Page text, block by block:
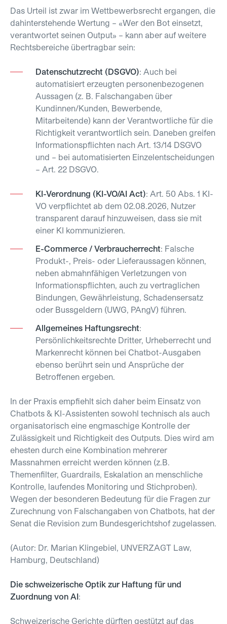
Das Urteil ist zwar im Wettbewerbsrecht ergangen, die
dahinterstehende Wertung – «Wer den Bot einsetzt,
verantwortet seinen Output» – kann aber auf weitere
Rechtsbereiche übertragbar sein:
Datenschutzrecht (DSGVO): Auch bei
automatisiert erzeugten personenbezogenen
Aussagen (z. B. Falschangaben über
Kundinnen/Kunden, Bewerbende,
Mitarbeitende) kann der Verantwortliche für die
Richtigkeit verantwortlich sein. Daneben greifen
Informationspflichten nach Art. 13/14 DSGVO
und – bei automatisierten Einzelentscheidungen
– Art. 22 DSGVO.
KI-Verordnung (KI-VO/AI Act): Art. 50 Abs. 1 KI-
VO verpflichtet ab dem 02.08.2026, Nutzer
transparent darauf hinzuweisen, dass sie mit
einer KI kommunizieren.
E-Commerce / Verbraucherrecht: Falsche
Produkt-, Preis- oder Lieferaussagen können,
neben abmahnfähigen Verletzungen von
Informationspflichten, auch zu vertraglichen
Bindungen, Gewährleistung, Schadensersatz
oder Bussgeldern (UWG, PAngV) führen.
Allgemeines Haftungsrecht:
Persönlichkeitsrechte Dritter, Urheberrecht und
Markenrecht können bei Chatbot-Ausgaben
ebenso berührt sein und Ansprüche der
Betroffenen ergeben.
In der Praxis empfiehlt sich daher beim Einsatz von
Chatbots & KI-Assistenten sowohl technisch als auch
organisatorisch eine engmaschige Kontrolle der
Zulässigkeit und Richtigkeit des Outputs. Dies wird am
ehesten durch eine Kombination mehrerer
Massnahmen erreicht werden können (z.B.
Themenfilter, Guardrails, Eskalation an menschliche
Kontrolle, laufendes Monitoring und Stichproben).
Wegen der besonderen Bedeutung für die Fragen zur
Zurechnung von Falschangaben von Chatbots, hat der
Senat die Revision zum Bundesgerichtshof zugelassen.
(Autor: Dr. Marian Klingebiel, UNVERZAGT Law,
Hamburg, Deutschland)
Die schweizerische Optik zur Haftung für und
Zuordnung von AI:
Schweizerische Gerichte dürften gestützt auf das